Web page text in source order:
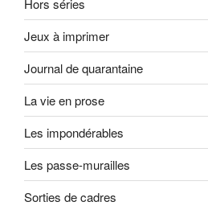
Hors séries
Jeux à imprimer
Journal de quarantaine
La vie en prose
Les impondérables
Les passe-murailles
Sorties de cadres